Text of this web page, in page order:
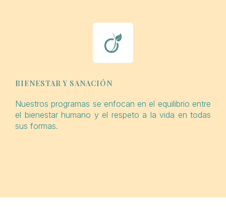
BIENESTAR Y SANACIÓN
Nuestros programas se enfocan en el equilibrio entre
el bienestar humano y el respeto a la vida en todas
sus formas.